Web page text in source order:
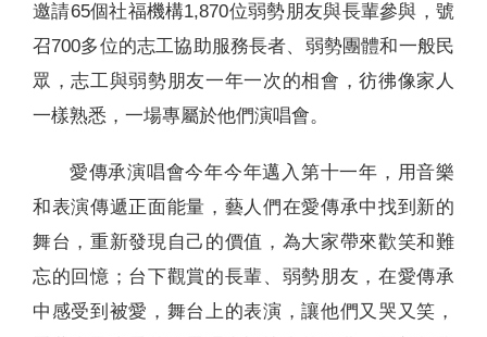
邀請65個社福機構1,870位弱勢朋友與長輩參與，號
召700多位的志工協助服務長者、弱勢團體和一般民
眾，志工與弱勢朋友一年一次的相會，彷彿像家人
一樣熟悉，一場專屬於他們演唱會。
愛傳承演唱會今年今年邁入第十一年，用音樂
和表演傳遞正面能量，藝人們在愛傳承中找到新的
舞台，重新發現自己的價值，為大家帶來歡笑和難
忘的回憶；台下觀賞的長輩、弱勢朋友，在愛傳承
中感受到被愛，舞台上的表演，讓他們又哭又笑，